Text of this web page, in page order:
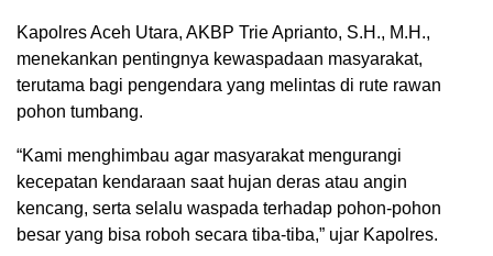
Kapolres Aceh Utara, AKBP Trie Aprianto, S.H., M.H.,
menekankan pentingnya kewaspadaan masyarakat,
terutama bagi pengendara yang melintas di rute rawan
pohon tumbang.
“Kami menghimbau agar masyarakat mengurangi
kecepatan kendaraan saat hujan deras atau angin
kencang, serta selalu waspada terhadap pohon-pohon
besar yang bisa roboh secara tiba-tiba,” ujar Kapolres.